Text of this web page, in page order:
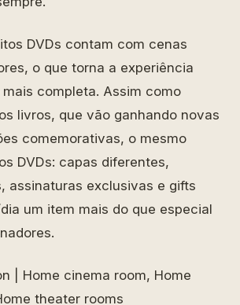
DVDs contam com cenas
o que torna a experiência
completa. Assim como
livros, que vão ganhando novas
comemorativas, o mesmo
DVDs: capas diferentes,
assinaturas exclusivas e gifts
um item mais do que especial